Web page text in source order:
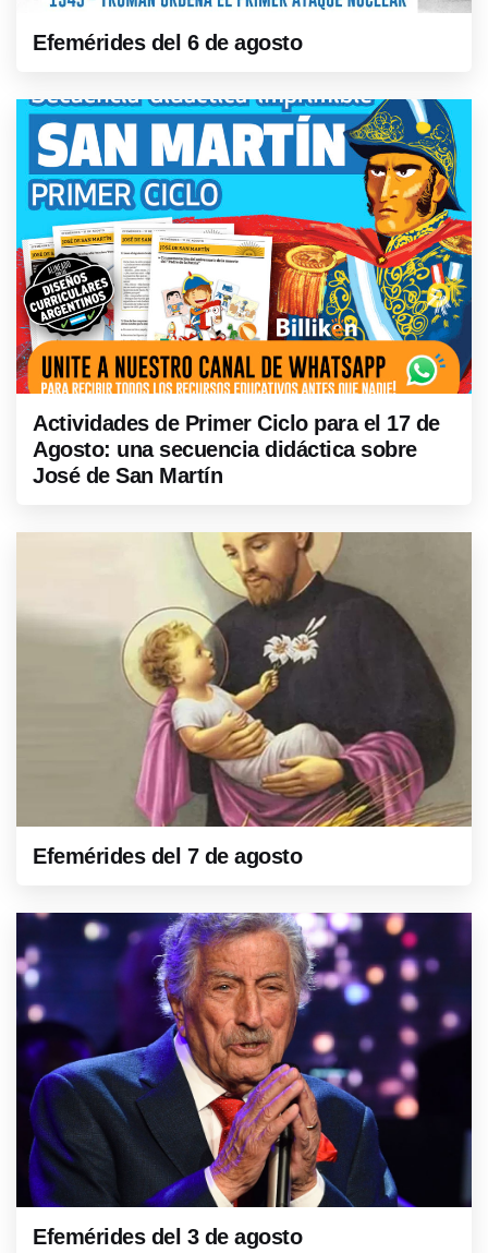
Efemérides del 6 de agosto
Actividades de Primer Ciclo para el 17 de
Agosto: una secuencia didáctica sobre
José de San Martín
Efemérides del 7 de agosto
Efemérides del 3 de agosto